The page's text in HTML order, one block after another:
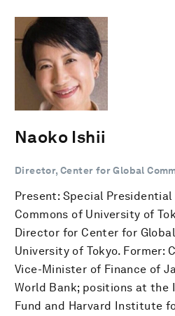
Naoko Ishii
Director, Center for Global
Present: Special Presidential
Commons of University of
Director for Center for
University of Tokyo. Former:
Vice-Minister of Finance of
World Bank; positions at
Fund and Harvard Institute